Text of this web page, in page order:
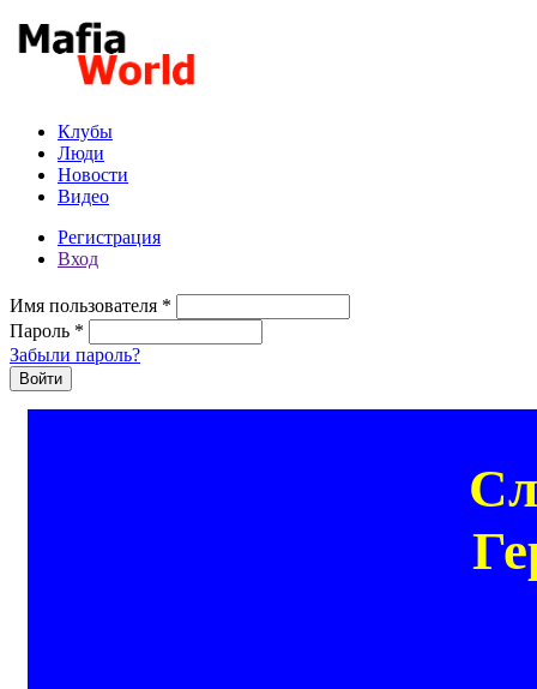
Перейти к основному содержанию
Клубы
Люди
Новости
Видео
Регистрация
Вход
Имя пользователя *
Пароль *
Забыли пароль?